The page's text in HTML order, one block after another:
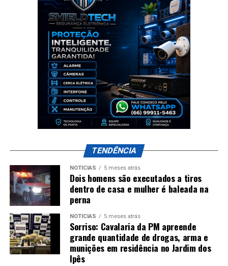
TENDÊNCIA
NOTÍCIAS 5 meses atrás
Dois homens são executados a tiros
dentro de casa e mulher é baleada na
perna
NOTÍCIAS 5 meses atrás
Sorriso: Cavalaria da PM apreende
grande quantidade de drogas, arma e
munições em residência no Jardim dos
Ipês